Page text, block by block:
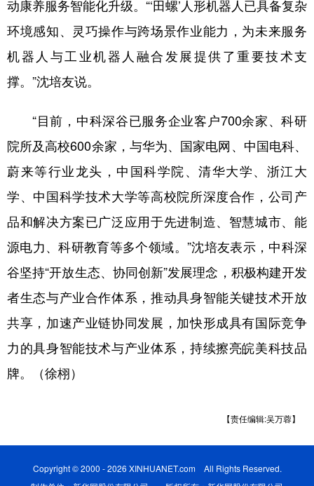
动康养服务智能化升级。“‘田螺’人形机器人已具备复杂
环境感知、灵巧操作与跨场景作业能力，为未来服务
机器人与工业机器人融合发展提供了重要技术支
撑。”沈培友说。
“目前，中科深谷已服务企业客户700余家、科研
院所及高校600余家，与华为、国家电网、中国电科、
蔚来等行业龙头，中国科学院、清华大学、浙江大
学、中国科学技术大学等高校院所深度合作，公司产
品和解决方案已广泛应用于先进制造、智慧城市、能
源电力、科研教育等多个领域。”沈培友表示，中科深
谷坚持“开放生态、协同创新”发展理念，积极构建开发
者生态与产业合作体系，推动具身智能关键技术开放
共享，加速产业链协同发展，加快形成具有国际竞争
力的具身智能技术与产业体系，持续擦亮皖美科技品
牌。（徐栩）
【责任编辑:吴万蓉】
Copyright © 2000 - 2026 XINHUANET.com All Rights Reserved.